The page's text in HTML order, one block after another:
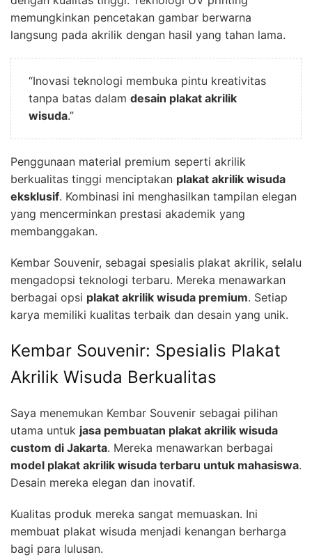
memungkinkan pencetakan gambar berwarna
langsung pada akrilik dengan hasil yang tahan lama.
“Inovasi teknologi membuka pintu kreativitas
tanpa batas dalam desain plakat akrilik
wisuda.”
Penggunaan material premium seperti akrilik
berkualitas tinggi menciptakan plakat akrilik wisuda
eksklusif. Kombinasi ini menghasilkan tampilan elegan
yang mencerminkan prestasi akademik yang
membanggakan.
Kembar Souvenir, sebagai spesialis plakat akrilik, selalu
mengadopsi teknologi terbaru. Mereka menawarkan
berbagai opsi plakat akrilik wisuda premium. Setiap
karya memiliki kualitas terbaik dan desain yang unik.
Kembar Souvenir: Spesialis Plakat
Akrilik Wisuda Berkualitas
Saya menemukan Kembar Souvenir sebagai pilihan
utama untuk jasa pembuatan plakat akrilik wisuda
custom di Jakarta. Mereka menawarkan berbagai
model plakat akrilik wisuda terbaru untuk mahasiswa.
Desain mereka elegan dan inovatif.
Kualitas produk mereka sangat memuaskan. Ini
membuat plakat wisuda menjadi kenangan berharga
bagi para lulusan.